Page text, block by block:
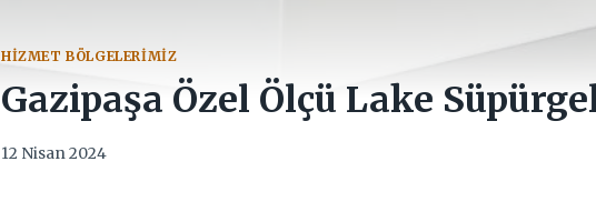
HIZMET BÖLGELERIMIZ
Gazipaşa Özel Ölçü Lake
12 Nisan 2024